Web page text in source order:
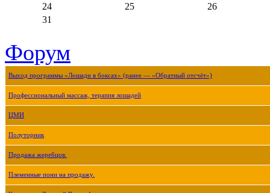
24
25
26
31
Форум
Выход программы «Лошади в боксах» (ранее — «Обратный отсчёт»)
Профессиональный массаж, терапия лошадей
ЦМИ
Полуторник
Продажа жеребцов.
Племенные пони на продажу.